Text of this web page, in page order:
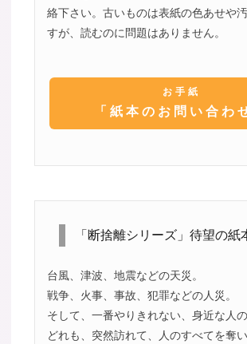
絡下さい。古いものは表紙の色あせや
すが、読むのに問題はありません。
お手紙
「紙本のお問い合わ
「断捨離シリーズ」待望の紙
台風、津波、地震などの天災。
戦争、火事、事故、犯罪などの人災。
そして、一番やりきれない、身近な人の
どれも、突然訪れて、人のすべてを奪い